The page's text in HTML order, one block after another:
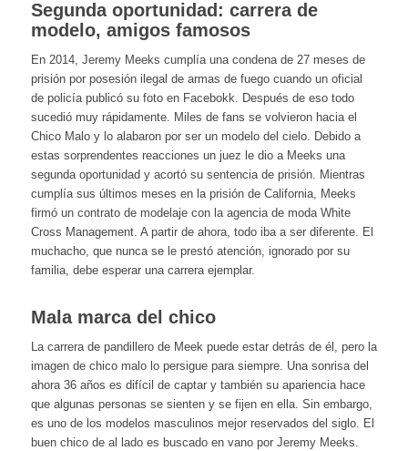
Segunda oportunidad: carrera de
modelo, amigos famosos
En 2014, Jeremy Meeks cumplía una condena de 27 meses de
prisión por posesión ilegal de armas de fuego cuando un oficial
de policía publicó su foto en Facebokk. Después de eso todo
sucedió muy rápidamente. Miles de fans se volvieron hacia el
Chico Malo y lo alabaron por ser un modelo del cielo. Debido a
estas sorprendentes reacciones un juez le dio a Meeks una
segunda oportunidad y acortó su sentencia de prisión. Mientras
cumplía sus últimos meses en la prisión de California, Meeks
firmó un contrato de modelaje con la agencia de moda White
Cross Management. A partir de ahora, todo iba a ser diferente. El
muchacho, que nunca se le prestó atención, ignorado por su
familia, debe esperar una carrera ejemplar.
Mala marca del chico
La carrera de pandillero de Meek puede estar detrás de él, pero la
imagen de chico malo lo persigue para siempre. Una sonrisa del
ahora 36 años es difícil de captar y también su apariencia hace
que algunas personas se sienten y se fijen en ella. Sin embargo,
es uno de los modelos masculinos mejor reservados del siglo. El
buen chico de al lado es buscado en vano por Jeremy Meeks.